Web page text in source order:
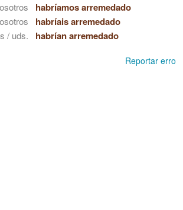
habríamos arremedado
habríais arremedado
/ uds. habrían arremedado
Reportar erro